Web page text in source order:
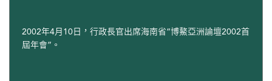
2002年4月10日，行政長官出席海南省“博鰲亞洲論壇2002首
屆年會”。